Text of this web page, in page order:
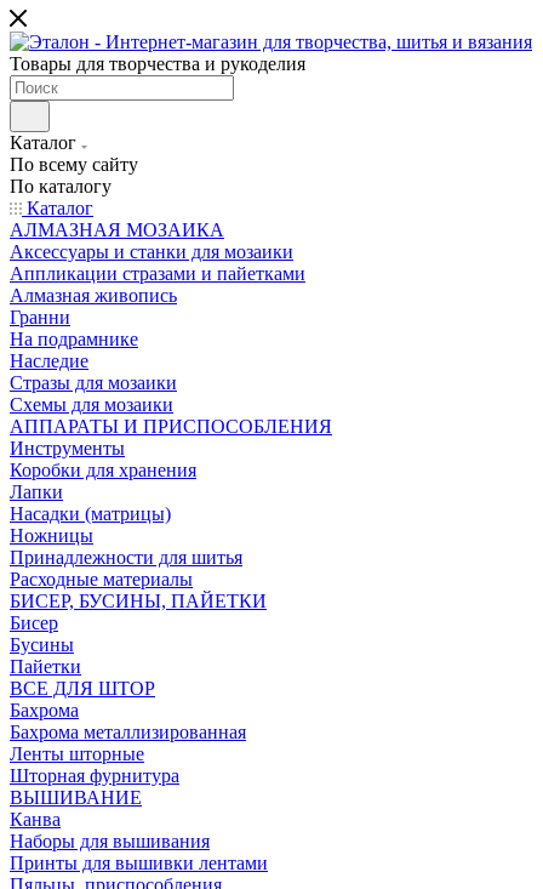
Товары для творчества и рукоделия
Каталог
По всему сайту
По каталогу
Каталог
АЛМАЗНАЯ МОЗАИКА
Аксессуары и станки для мозаики
Аппликации стразами и пайетками
Алмазная живопись
Гранни
На подрамнике
Наследие
Стразы для мозаики
Схемы для мозаики
АППАРАТЫ И ПРИСПОСОБЛЕНИЯ
Инструменты
Коробки для хранения
Лапки
Насадки (матрицы)
Ножницы
Принадлежности для шитья
Расходные материалы
БИСЕР, БУСИНЫ, ПАЙЕТКИ
Бисер
Бусины
Пайетки
ВСЕ ДЛЯ ШТОР
Бахрома
Бахрома металлизированная
Ленты шторные
Шторная фурнитура
ВЫШИВАНИЕ
Канва
Наборы для вышивания
Принты для вышивки лентами
Пяльцы, приспособления